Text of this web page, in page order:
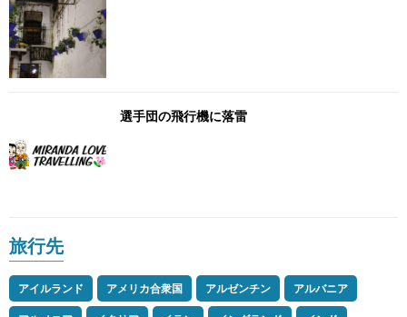
選手団の飛行機に落雷
旅行先
アイルランド アメリカ合衆国 アルゼンチン
アルバニア